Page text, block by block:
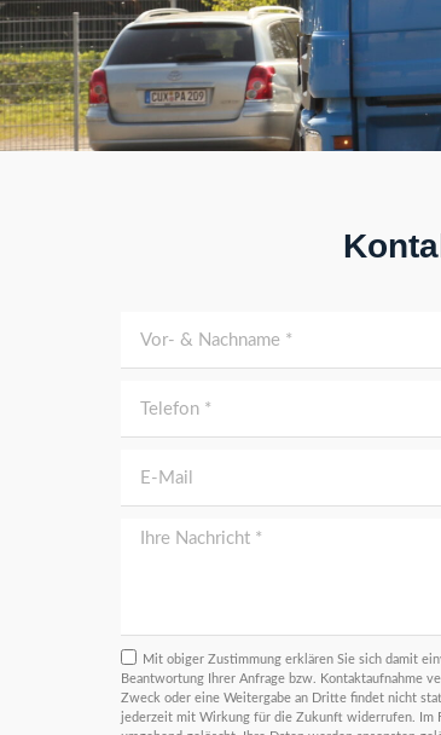
Mit obiger Zustimmung erklären Sie sich damit
Beantwortung Ihrer Anfrage bzw. Kontaktaufnahme
Zweck oder eine Weitergabe an Dritte findet nicht
jederzeit mit Wirkung für die Zukunft widerrufen. Im